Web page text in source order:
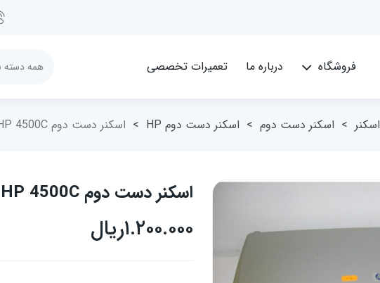
فروشگاه درباره ما تعمیرات تخصصی
اسکنر > اسکنر دست دوم > اسکنر دست دوم HP > اسکنر دست دوم HP 4500C
اسکنر دست دوم HP 4500C
ریال۱.۲۰۰.۰۰۰